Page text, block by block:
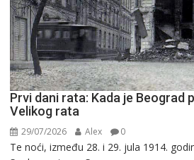
Prvi dani rata: Kada je Beograd
Velikog rata
29/07/2026 Alex 0
Te noći, između 28. i 29. jula 1914.